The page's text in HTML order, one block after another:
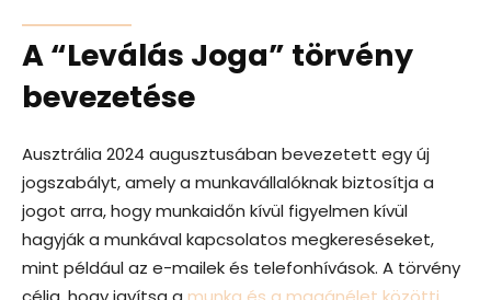
A “Leválás Joga” törvény
bevezetése
Ausztrália 2024 augusztusában bevezetett egy új
jogszabályt, amely a munkavállalóknak biztosítja a
jogot arra, hogy munkaidőn kívül figyelmen kívül
hagyják a munkával kapcsolatos megkereséseket,
mint például az e-mailek és telefonhívások. A törvény